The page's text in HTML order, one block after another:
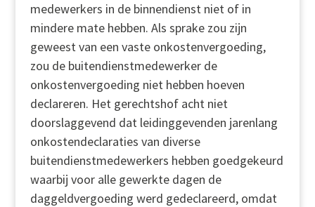
medewerkers in de binnendienst niet of in
mindere mate hebben. Als sprake zou zijn
geweest van een vaste onkostenvergoeding,
zou de buitendienstmedewerker de
onkostenvergoeding niet hebben hoeven
declareren. Het gerechtshof acht niet
doorslaggevend dat leidinggevenden jarenlang
onkostendeclaraties van diverse
buitendienstmedewerkers hebben goedgekeurd
waarbij voor alle gewerkte dagen de
daggeldvergoeding werd gedeclareerd, omdat